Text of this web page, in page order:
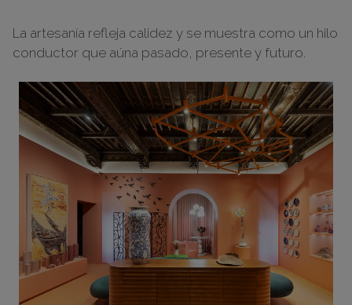
La artesanía refleja calidez y se muestra como un hilo
conductor que aúna pasado, presente y futuro.